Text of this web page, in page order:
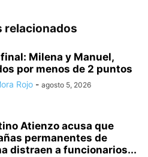
relacionados
Milena y Manuel,
por menos de 2 puntos
Rojo - agosto 5, 2026
Atienzo acusa que
permanentes de
distraen a funcionarios...